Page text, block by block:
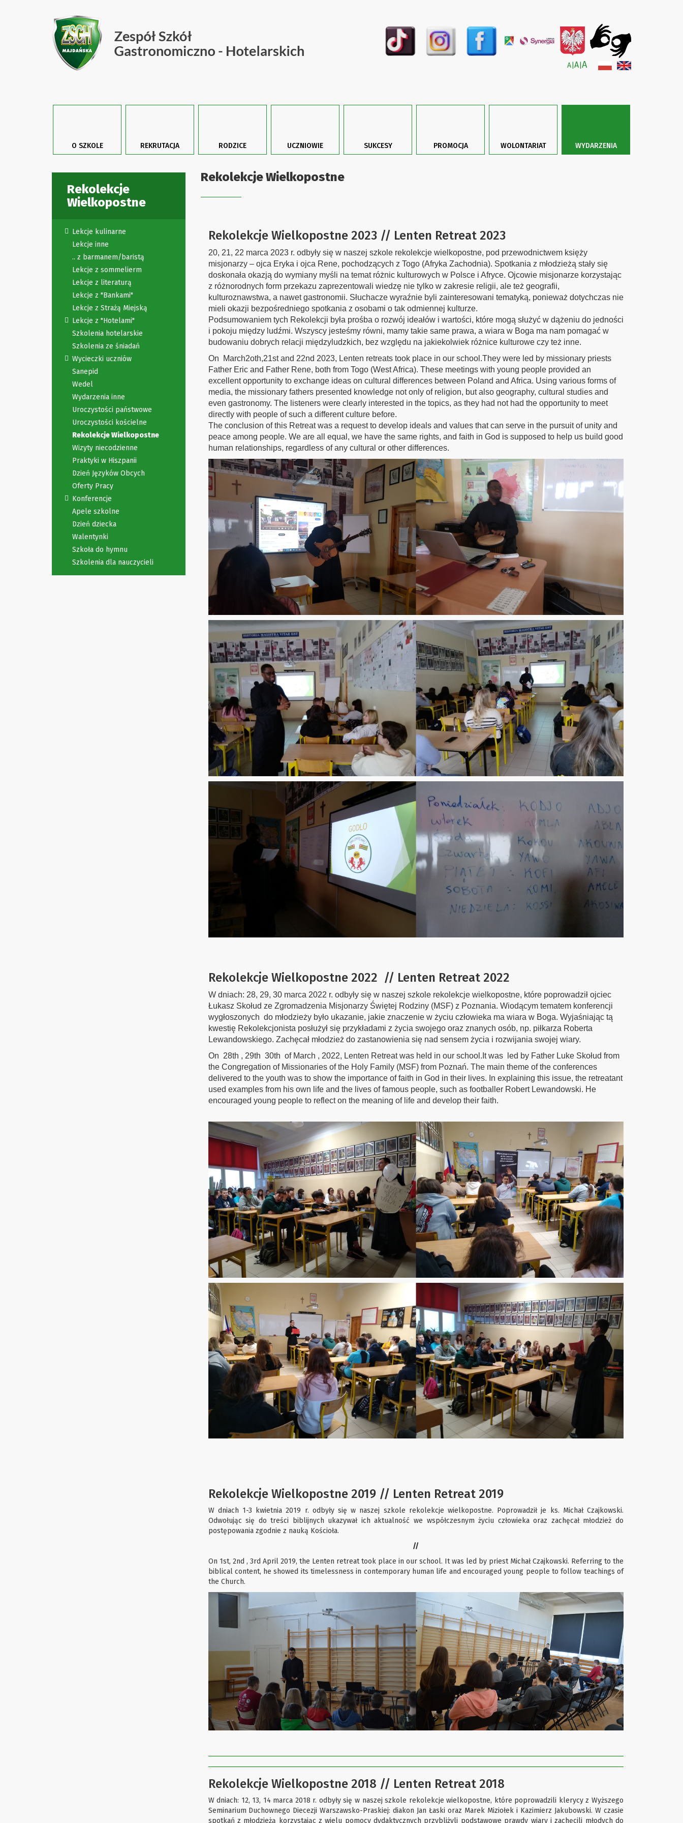
A A A
O SZKOLE REKRUTACJA RODZICE UCZNIOWIE SUKCESY PROMOCJA WOLONTARIAT WYDARZENIA
Rekolekcje
Wielkopostne
Lekcje kulinarne
Lekcje inne
.. z barmanem/baristą
Lekcje z sommelierm
Lekcje z literaturą
Lekcje z "Bankami"
Lekcje z Strażą Miejską
Lekcje z "Hotelami"
Szkolenia hotelarskie
Szkolenia ze śniadań
Wycieczki uczniów
Sanepid
Wedel
Wydarzenia inne
Uroczystości państwowe
Uroczystości kościelne
Rekolekcje Wielkopostne
Wizyty niecodzienne
Praktyki w Hiszpanii
Dzień Języków Obcych
Oferty Pracy
Konferencje
Apele szkolne
Dzień dziecka
Walentynki
Szkoła do hymnu
Szkolenia dla nauczycieli
Rekolekcje Wielkopostne
Rekolekcje Wielkopostne 2023 // Lenten Retreat 2023
20, 21, 22 marca 2023 r. odbyły się w naszej szkole rekolekcje wielkopostne, pod przewodnictwem księży
misjonarzy – ojca Eryka i ojca Rene, pochodzących z Togo (Afryka Zachodnia). Spotkania z młodzieżą stały się
doskonała okazją do wymiany myśli na temat różnic kulturowych w Polsce i Afryce. Ojcowie misjonarze korzystając
z różnorodnych form przekazu zaprezentowali wiedzę nie tylko w zakresie religii, ale też geografii,
kulturoznawstwa, a nawet gastronomii. Słuchacze wyraźnie byli zainteresowani tematyką, ponieważ dotychczas nie
mieli okazji bezpośredniego spotkania z osobami o tak odmiennej kulturze.
Podsumowaniem tych Rekolekcji była prośba o rozwój ideałów i wartości, które mogą służyć w dążeniu do jedności
i pokoju między ludźmi. Wszyscy jesteśmy równi, mamy takie same prawa, a wiara w Boga ma nam pomagać w
budowaniu dobrych relacji międzyludzkich, bez względu na jakiekolwiek różnice kulturowe czy też inne.
On March2oth,21st and 22nd 2023, Lenten retreats took place in our school.They were led by missionary priests
Father Eric and Father Rene, both from Togo (West Africa). These meetings with young people provided an
excellent opportunity to exchange ideas on cultural differences between Poland and Africa. Using various forms of
media, the missionary fathers presented knowledge not only of religion, but also geography, cultural studies and
even gastronomy. The listeners were clearly interested in the topics, as they had not had the opportunity to meet
directly with people of such a different culture before.
The conclusion of this Retreat was a request to develop ideals and values that can serve in the pursuit of unity and
peace among people. We are all equal, we have the same rights, and faith in God is supposed to help us build good
human relationships, regardless of any cultural or other differences.
Rekolekcje Wielkopostne 2022 // Lenten Retreat 2022
W dniach: 28, 29, 30 marca 2022 r. odbyły się w naszej szkole rekolekcje wielkopostne, które poprowadził ojciec
Łukasz Skołud ze Zgromadzenia Misjonarzy Świętej Rodziny (MSF) z Poznania. Wiodącym tematem konferencji
wygłoszonych do młodzieży było ukazanie, jakie znaczenie w życiu człowieka ma wiara w Boga. Wyjaśniając tą
kwestię Rekolekcjonista posłużył się przykładami z życia swojego oraz znanych osób, np. piłkarza Roberta
Lewandowskiego. Zachęcał młodzież do zastanowienia się nad sensem życia i rozwijania swojej wiary.
On 28th , 29th 30th of March , 2022, Lenten Retreat was held in our school.It was led by Father Luke Skołud from
the Congregation of Missionaries of the Holy Family (MSF) from Poznań. The main theme of the conferences
delivered to the youth was to show the importance of faith in God in their lives. In explaining this issue, the retreatant
used examples from his own life and the lives of famous people, such as footballer Robert Lewandowski. He
encouraged young people to reflect on the meaning of life and develop their faith.
Rekolekcje Wielkopostne 2019 // Lenten Retreat 2019
W dniach 1-3 kwietnia 2019 r. odbyły się w naszej szkole rekolekcje wielkopostne. Poprowadził je ks. Michał Czajkowski.
Odwołując się do treści biblijnych ukazywał ich aktualność we współczesnym życiu człowieka oraz zachęcał młodzież do
postępowania zgodnie z nauką Kościoła.
//
On 1st, 2nd , 3rd April 2019, the Lenten retreat took place in our school. It was led by priest Michał Czajkowski. Referring to the
biblical content, he showed its timelessness in contemporary human life and encouraged young people to follow teachings of
the Church.
Rekolekcje Wielkopostne 2018 // Lenten Retreat 2018
W dniach: 12, 13, 14 marca 2018 r. odbyły się w naszej szkole rekolekcje wielkopostne, które poprowadzili klerycy z Wyższego
Seminarium Duchownego Diecezji Warszawsko-Praskiej: diakon Jan Łaski oraz Marek Miziołek i Kazimierz Jakubowski. W czasie
spotkań z młodzieżą korzystając z wielu pomocy dydaktycznych przybliżyli podstawowe prawdy wiary i zachęcili młodych do